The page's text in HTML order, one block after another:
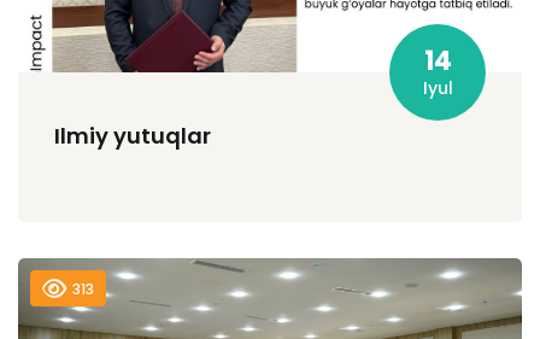
14
Iyul
Ilmiy yutuqlar
313